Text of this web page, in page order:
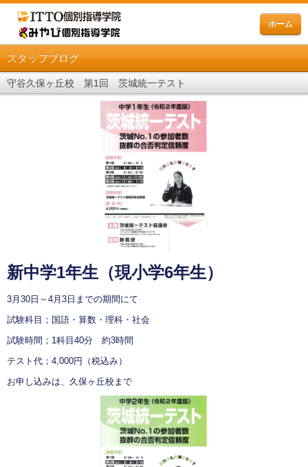
ホーム
スタッフブログ
守谷久保ヶ丘校 第1回 茨城統一テスト
新中学1年生（現小学6年生）
3月30日～4月3日までの期間にて
試験科目；国語・算数・理科・社会
試験時間；1科目40分 約3時間
テスト代；4,000円（税込み）
お申し込みは、久保ヶ丘校まで